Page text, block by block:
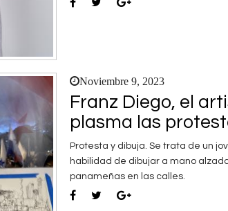
Noviembre 9, 2023
Franz Diego, el
plasma las
Protesta y dibuja. Se trata de un
habilidad de dibujar a mano
panameñas en las calles.